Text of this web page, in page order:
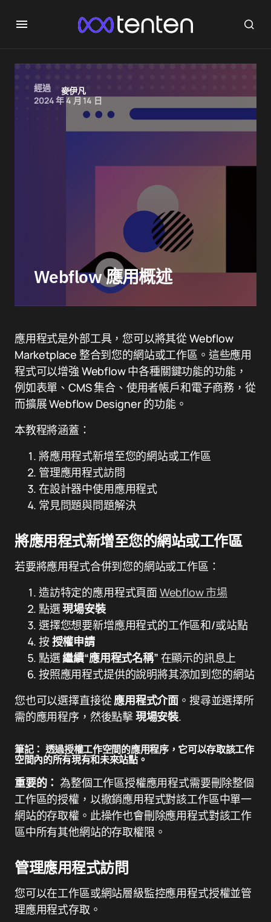
經過
麥伊凡
2024 年 4 月 14 日
Webflow 應用概述
應用程式是外部工具，您可以將其從 Webflow
Marketplace 整合到您的網站或工作區。這些應用
程式可以增強 Webflow 中各種關鍵功能的功能，
例如表單、CMS 集合、使用者帳戶和電子商務，從
而擴展 Webflow Designer 的功能。
本教程將涵蓋：
將應用程式新增至您的網站或工作區
管理應用程式訪問
在設計器中使用應用程式
常見問題與問題解決
將應用程式新增至您的網站或工作區
若要將應用程式合併到您的網站或工作區：
造訪特定的應用程式頁面 Webflow 市場
點選現場安裝
選擇您想要新增應用程式的工作區和/或站點
按授權申請
點選繼續“應用程式名稱” 在顯示的訊息上
按照應用程式提供的說明將其添加到您的網站
您也可以選擇直接從應用程式介面 。搜尋並選擇所
需的應用程序，然後點擊現場安裝.
筆記： 透過授權工作空間的應用程序，它可以存取該工作
空間內的所有現有和未來站點。
重要的： 為整個工作區授權應用程式需要刪除整個
工作區的授權，以撤銷應用程式對該工作區中單一
網站的存取權。此操作也會刪除應用程式對該工作
區中所有其他網站的存取權限。
管理應用程式訪問
您可以在工作區或網站層級監控應用程式授權並管
理應用程式存取。